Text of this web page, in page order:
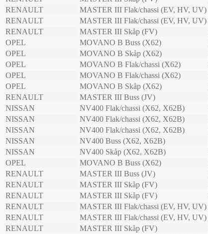
RENAULT
MASTER III Flak/chassi (EV, HV, UV)
RENAULT
MASTER III Flak/chassi (EV, HV, UV)
RENAULT
MASTER III Skåp (FV)
OPEL
MOVANO B Buss (X62)
OPEL
MOVANO B Skåp (X62)
OPEL
MOVANO B Flak/chassi (X62)
OPEL
MOVANO B Flak/chassi (X62)
OPEL
MOVANO B Skåp (X62)
RENAULT
MASTER III Buss (JV)
NISSAN
NV400 Flak/chassi (X62, X62B)
NISSAN
NV400 Flak/chassi (X62, X62B)
NISSAN
NV400 Flak/chassi (X62, X62B)
NISSAN
NV400 Buss (X62, X62B)
NISSAN
NV400 Skåp (X62, X62B)
OPEL
MOVANO B Buss (X62)
RENAULT
MASTER III Buss (JV)
RENAULT
MASTER III Skåp (FV)
RENAULT
MASTER III Skåp (FV)
RENAULT
MASTER III Flak/chassi (EV, HV, UV)
RENAULT
MASTER III Flak/chassi (EV, HV, UV)
RENAULT
MASTER III Skåp (FV)